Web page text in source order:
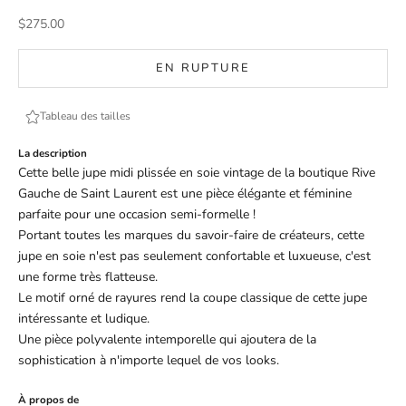
Prix de vente
$275.00
EN RUPTURE
Tableau des tailles
La description
Cette belle jupe midi plissée en soie vintage de la boutique Rive
Gauche de Saint Laurent est une pièce élégante et féminine
parfaite pour une occasion semi-formelle !
Portant toutes les marques du savoir-faire de créateurs, cette
jupe en soie n'est pas seulement confortable et luxueuse, c'est
une forme très flatteuse.
Le motif orné de rayures rend la coupe classique de cette jupe
intéressante et ludique.
Une pièce polyvalente intemporelle qui ajoutera de la
sophistication à n'importe lequel de vos looks.
À propos de